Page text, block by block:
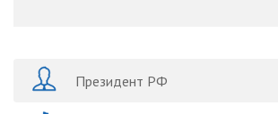
Президент РФ